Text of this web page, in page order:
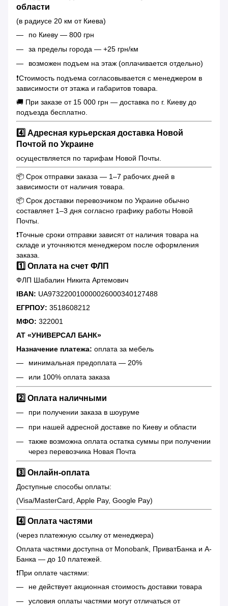
области
(в радиусе 20 км от Киева)
по Киеву — 800 грн
за пределы города — +25 грн/км
возможен подъем на этаж (оплачивается отдельно)
❗️Стоимость подъема согласовывается с менеджером в
зависимости от этажа и габаритов товара.
🚚 При заказе от 15 000 грн — доставка по г. Киеву до
подъезда бесплатно.
4️⃣ Адресная курьерская доставка Новой
Почтой по Украине
осуществляется по тарифам Новой Почты.
📦 Срок отправки заказа — 1–7 рабочих дней в
зависимости от наличия товара.
📦 Срок доставки перевозчиком по Украине обычно
составляет 1–3 дня согласно графику работы Новой
Почты.
❗️Точные сроки отправки зависят от наличия товара на
складе и уточняются менеджером после оформления
заказа.
1️⃣ Оплата на счет ФЛП
ФЛП Шабалин Никита Артемович
IBAN: UA973220010000026000340127488
ЕГРПОУ: 3518608212
МФО: 322001
АТ «УНИВЕРСАЛ БАНК»
Назначение платежа: оплата за мебель
минимальная предоплата — 20%
или 100% оплата заказа
2️⃣ Оплата наличными
при получении заказа в шоуруме
при нашей адресной доставке по Киеву и области
также возможна оплата остатка суммы при получении
через перевозчика Новая Почта
3️⃣ Онлайн-оплата
Доступные способы оплаты:
(Visa/MasterCard, Apple Pay, Google Pay)
4️⃣ Оплата частями
(через платежную ссылку от менеджера)
Оплата частями доступна от Monobank, ПриватБанка и А-
Банка — до 10 платежей.
❗️При оплате частями:
не действует акционная стоимость доставки товара
условия оплаты частями могут отличаться от